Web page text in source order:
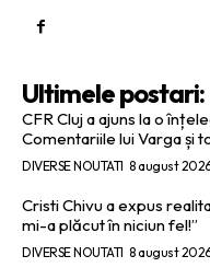
Ultimele postari:
CFR Cluj a ajuns la o
Comentariile lui Varga și
DIVERSE NOUTATI 8 august
Cristi Chivu a expus
mi-a plăcut în niciun fel!”
DIVERSE NOUTATI 8 august